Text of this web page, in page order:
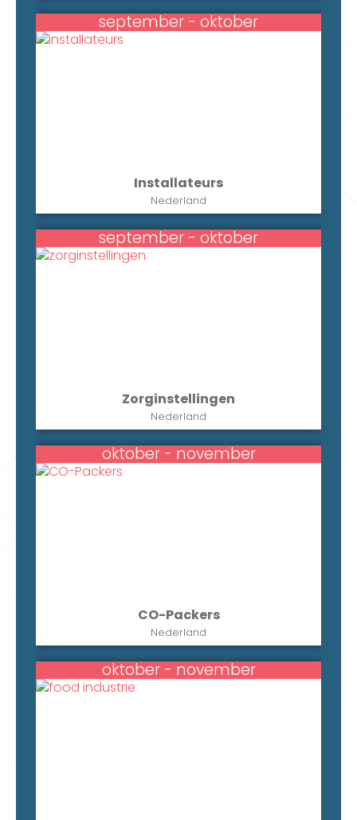
september - oktober
Installateurs
Nederland
september - oktober
Zorginstellingen
Nederland
oktober - november
CO-Packers
Nederland
oktober - november